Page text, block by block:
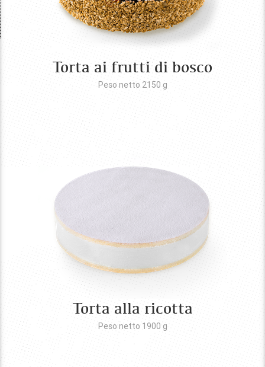
Torta ai frutti di bosco
Peso netto 2150 g
Torta alla ricotta
Peso netto 1900 g